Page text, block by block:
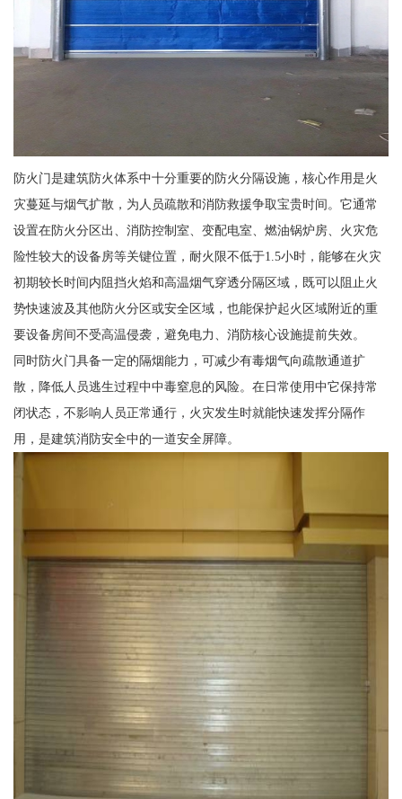
防火门是建筑防火体系中十分重要的防火分隔设施，核心作用是火
灾蔓延与烟气扩散，为人员疏散和消防救援争取宝贵时间。它通常
设置在防火分区出、消防控制室、变配电室、燃油锅炉房、火灾危
险性较大的设备房等关键位置，耐火限不低于1.5小时，能够在火灾
初期较长时间内阻挡火焰和高温烟气穿透分隔区域，既可以阻止火
势快速波及其他防火分区或安全区域，也能保护起火区域附近的重
要设备房间不受高温侵袭，避免电力、消防核心设施提前失效。
同时防火门具备一定的隔烟能力，可减少有毒烟气向疏散通道扩
散，降低人员逃生过程中中毒窒息的风险。在日常使用中它保持常
闭状态，不影响人员正常通行，火灾发生时就能快速发挥分隔作
用，是建筑消防安全中的一道安全屏障。